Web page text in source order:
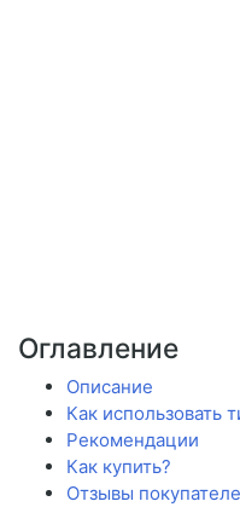
Оглавление
Описание
Как использовать
Рекомендации
Как купить?
Отзывы